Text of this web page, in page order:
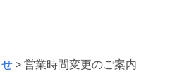
> 営業時間変更のご案内